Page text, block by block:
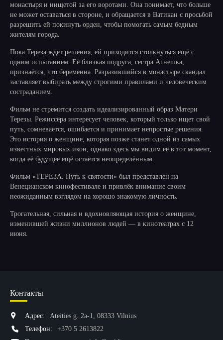
монастыря и нищетой за его воротами. Она понимает, что больше
не может оставаться в стороне, и обращается в Ватикан с просьбой
разрешить ей покинуть орден, чтобы помогать самым бедным
жителям города.
Пока Тереза ждёт решения, ей приходится столкнуться ещё с
одним испытанием. Её близкая подруга, сестра Агнешка,
признаётся, что беременна. Разразившийся в монастыре скандал
заставляет выбирать между строгими правилами и человеческим
состраданием.
Фильм не стремится создать идеализированный образ Матери
Терезы. Режиссёра интересует человек, который только ищет свой
путь, сомневается, ошибается и принимает непростые решения.
Это история о женщине, которая позже станет одной из самых
известных мировых икон, однако здесь мы видим её в тот момент,
когда её будущее ещё остаётся неопределённым.
Фильм «ТЕРЕЗА. Путь к святости» был представлен на
Венецианском кинофестивале и привлёк внимание своим
неожиданным взглядом на хорошо знакомую личность.
Трогательная, сильная и вдохновляющая история о женщине,
изменившей жизни миллионов людей — в кинотеатрах с 12
июня.
Контакты
Адрес:
Ateities g. 2a-1, 08333 Vilnius
Телефон:
+370 5 2613822